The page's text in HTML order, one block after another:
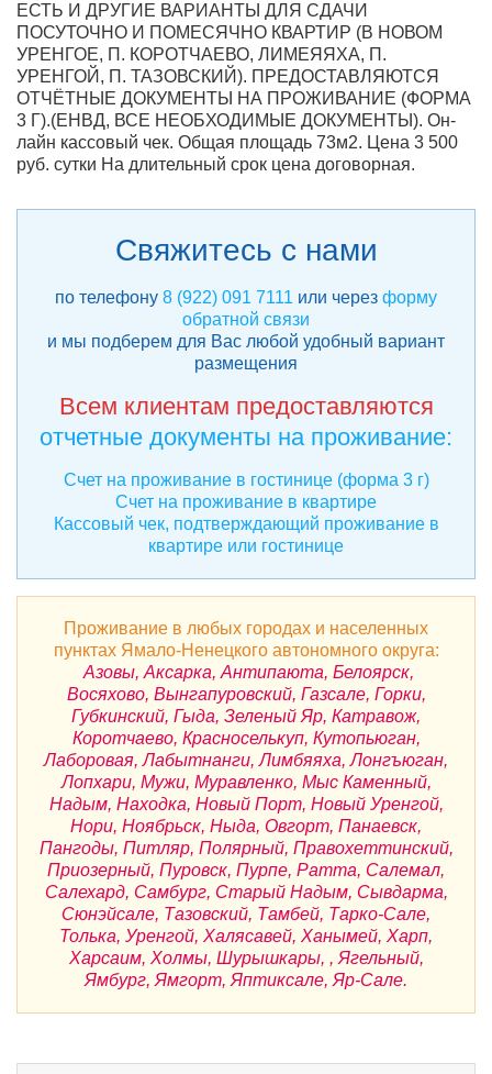
ЕСТЬ И ДРУГИЕ ВАРИАНТЫ ДЛЯ СДАЧИ
ПОСУТОЧНО И ПОМЕСЯЧНО КВАРТИР (В НОВОМ
УРЕНГОЕ, П. КОРОТЧАЕВО, ЛИМЕЯЯХА, П.
УРЕНГОЙ, П. ТАЗОВСКИЙ). ПРЕДОСТАВЛЯЮТСЯ
ОТЧЁТНЫЕ ДОКУМЕНТЫ НА ПРОЖИВАНИЕ (ФОРМА
3 Г).(ЕНВД, ВСЕ НЕОБХОДИМЫЕ ДОКУМЕНТЫ). Он-
лайн кассовый чек. Общая площадь 73м2. Цена 3 500
руб. сутки На длительный срок цена договорная.
Свяжитесь с нами
по телефону 8 (922) 091 7111 или через форму
обратной связи
и мы подберем для Вас любой удобный вариант
размещения
Всем клиентам предоставляются
отчетные документы на проживание:
Счет на проживание в гостинице (форма 3 г)
Счет на проживание в квартире
Кассовый чек, подтверждающий проживание в
квартире или гостинице
Проживание в любых городах и населенных
пунктах Ямало-Ненецкого автономного округа:
Азовы, Аксарка, Антипаюта, Белоярск,
Восяхово, Вынгапуровский, Газсале, Горки,
Губкинский, Гыда, Зеленый Яр, Катравож,
Коротчаево, Красноселькуп, Кутопьюган,
Лаборовая, Лабытнанги, Лимбяяха, Лонгъюган,
Лопхари, Мужи, Муравленко, Мыс Каменный,
Надым, Находка, Новый Порт, Новый Уренгой,
Нори, Ноябрьск, Ныда, Овгорт, Панаевск,
Пангоды, Питляр, Полярный, Правохеттинский,
Приозерный, Пуровск, Пурпе, Ратта, Салемал,
Салехард, Самбург, Старый Надым, Сывдарма,
Сюнэйсале, Тазовский, Тамбей, Тарко-Сале,
Толька, Уренгой, Халясавей, Ханымей, Харп,
Харсаим, Холмы, Шурышкары, , Ягельный,
Ямбург, Ямгорт, Яптиксале, Яр-Сале.